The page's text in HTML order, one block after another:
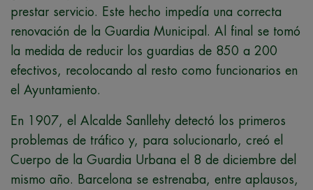
prestar servicio. Este hecho impedía una correcta
renovación de la Guardia Municipal. Al final se tomó
la medida de reducir los guardias de 850 a 200
efectivos, recolocando al resto como funcionarios en
el Ayuntamiento.
En 1907, el Alcalde Sanllehy detectó los primeros
problemas de tráfico y, para solucionarlo, creó el
Cuerpo de la Guardia Urbana el 8 de diciembre del
mismo año. Barcelona se estrenaba, entre aplausos,